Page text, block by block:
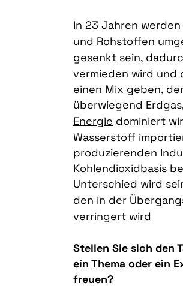
In 23 Jahren
und Rohstoffen
gesenkt sein,
vermieden wird und
einen Mix geben,
überwiegend
Energie dominiert
Wasserstoff
produzierenden
Kohlendioxidbasis
Unterschied wird
den in der
verringert wird
Stellen Sie sich den
ein Thema oder ein
freuen?